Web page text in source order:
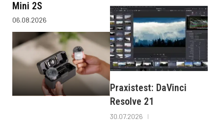
Mini 2S
06.08.2026
Praxistest: DaVinci
Resolve 21
30.07.2026